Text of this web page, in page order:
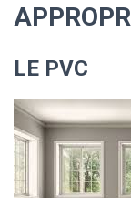
LE PVC